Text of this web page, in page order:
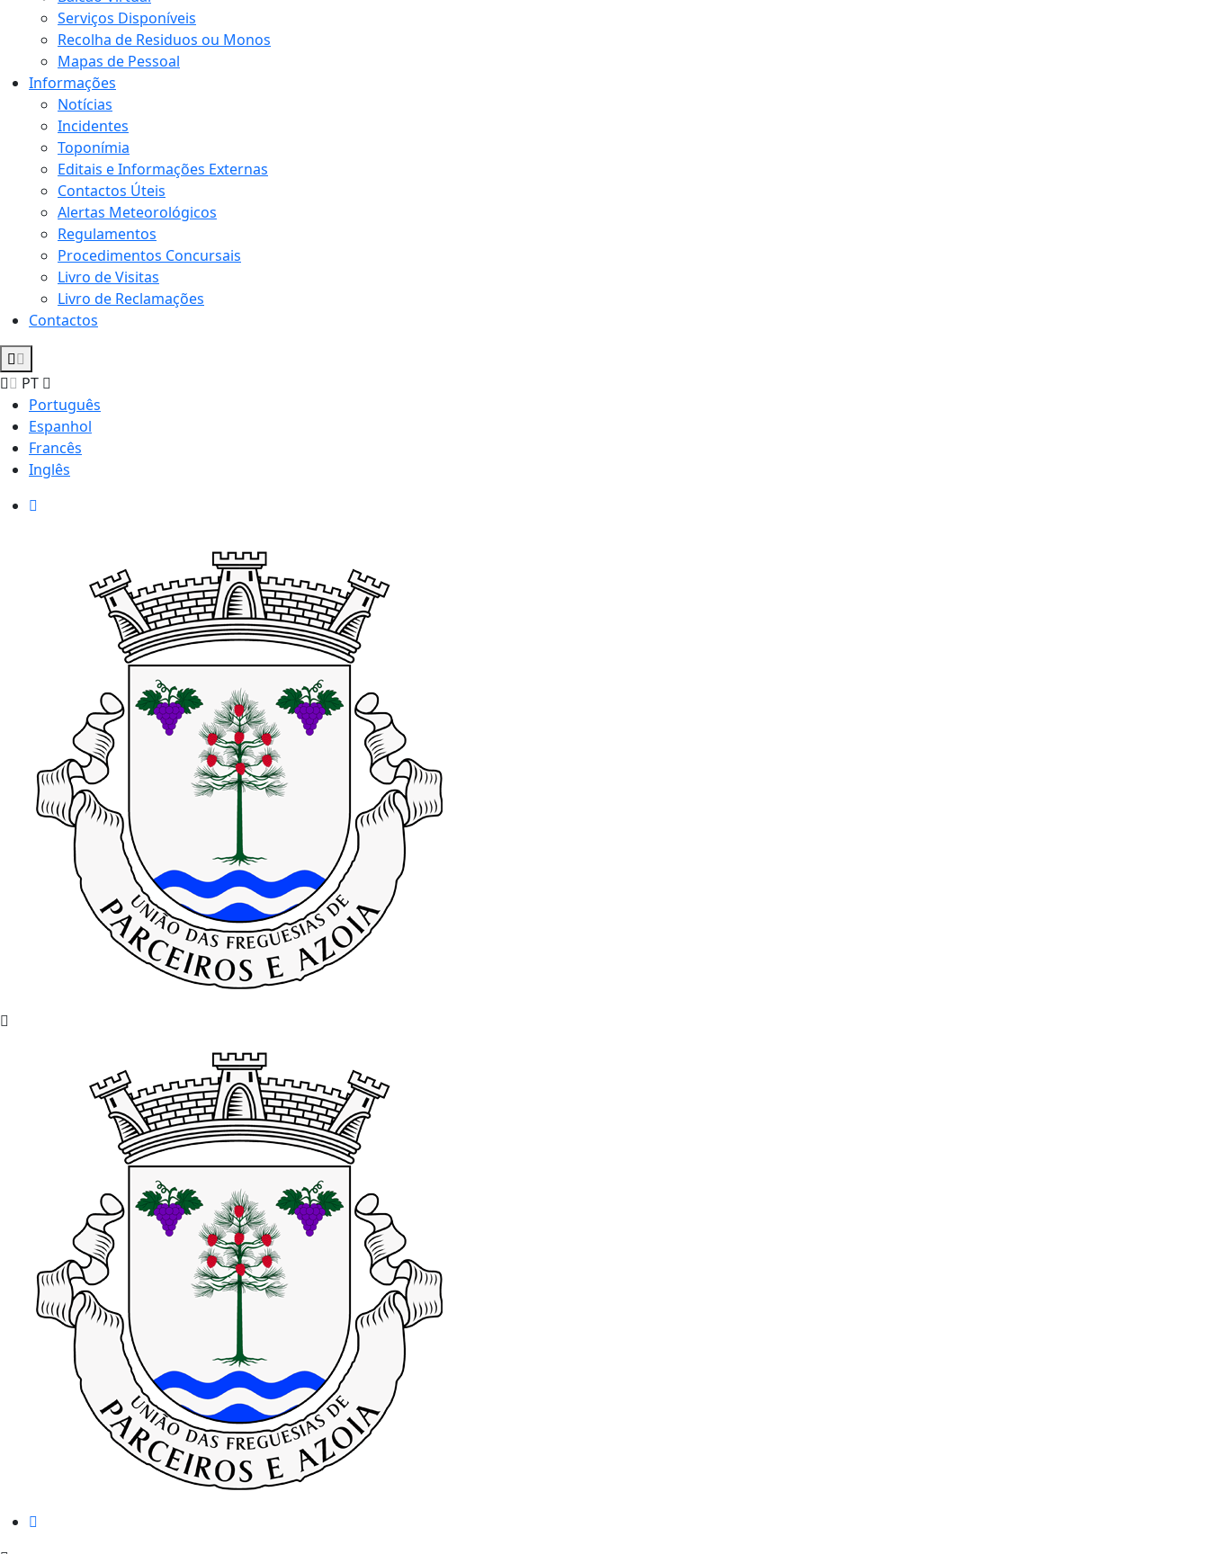
Serviços Disponíveis
Recolha de Residuos ou Monos
Mapas de Pessoal
Informações
Notícias
Incidentes
Toponímia
Editais e Informações Externas
Contactos Úteis
Alertas Meteorológicos
Regulamentos
Procedimentos Concursais
Livro de Visitas
Livro de Reclamações
Contactos
PT
Português
Espanhol
Francês
Inglês